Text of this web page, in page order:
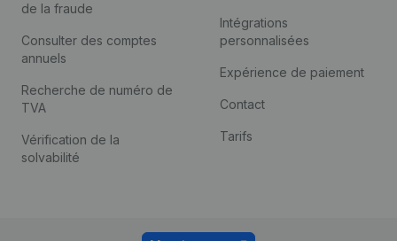
de la fraude
Consulter des comptes
annuels
Recherche de numéro de
TVA
Vérification de la
solvabilité
Intégrations
personnalisées
Expérience de paiement
Contact
Tarifs